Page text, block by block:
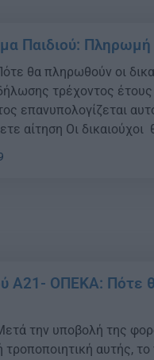
Παιδιού: Πληρωμή
θα πληρωθούν οι
τρέχοντος έτους
επανυπολογίζεται
αίτηση Οι
πλατφόρμα της ΗΔΙΚΑ
opeka.gr,με τη χρήση
Α21- ΟΠΕΚΑ: Πότε
την υποβολή της
τροποποιητική αυτής,